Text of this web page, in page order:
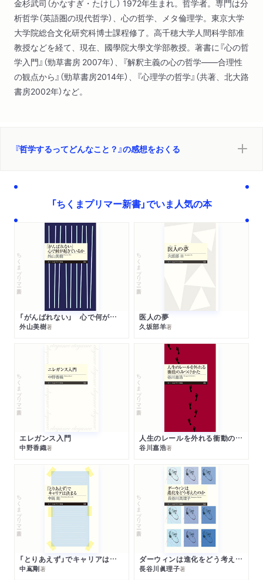
第４部 哲学に答えはある？（相対主義をめぐって―哲学的議論
の方法
何らかの「答え」を求めて）
金杉武司（かなすぎ・たけし） 1972年生まれ。哲学者。専門は分
析哲学（英語圏の現代哲学）、心の哲学、メタ倫理学。東京大学
大学院総合文化研究科博士課程修了。高千穂大学人間科学部准
教授などを経て、現在、國學院大學文学部教授。著書に『心の哲
学入門』（勁草書房 2007年）、『解釈主義の心の哲学――合理性
の観点から』（勁草書房2014年）、『心理学の哲学』（共著、北大路
書房2002年）など。
『哲学するってどんなこと？』の感想をおくる
「ちくまプリマー新書」でいま人気の本
ちくまプリマー新書
「がんばれない」 心で何が起きているか
外山美樹著
ちくまプリマー新書
医人の夢
久坂部羊著
ちくまプリマー新書
エレガンス入門
中野香織著
ちくまプリマー新書
人生のレールを外れる衝動のみつけかた
谷川嘉浩著
ちくまプリマー新書
「とりあえず」でキャリアは決まる
中嶌剛著
ちくまプリマー新書
ダーウィンは進化をどう考えたのか
長谷川眞理子著